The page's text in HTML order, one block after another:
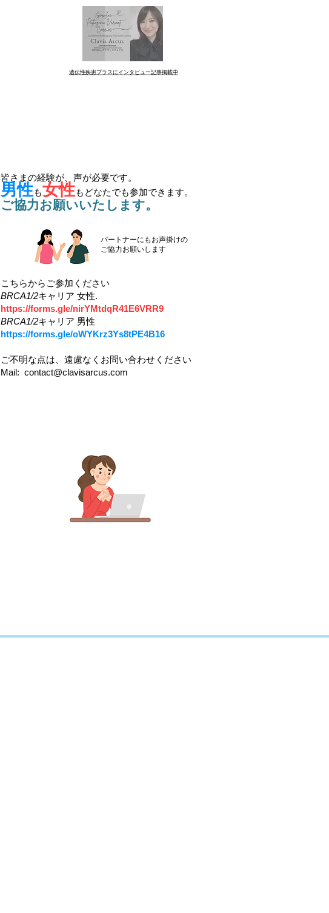
遺伝性疾患プラスにインタビュー記事掲載中
皆さまの経験が、声が必要です。
男性も女性もどなたでも参加できます。
​ご協力お願いいたします。
パートナーにもお声掛けの
​ご協力お願いします
こちらからご参加ください
BRCA1/2キャリア 女性.
https://forms.gle/nirYMtdqR41E6VRR9
BRCA1/2キャリア 男性
https://forms.gle/oWYKrz3Ys8tPE4B16
ご不明な点は、遠慮なくお問い合わせください
Mail: contact@clavisarcus.com